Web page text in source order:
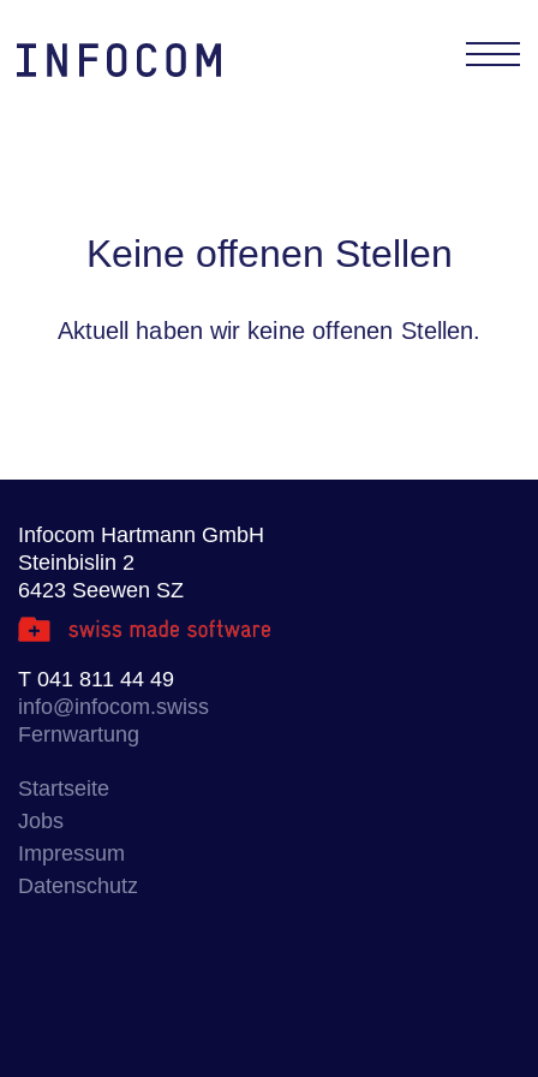
INFOCOM
Keine offenen Stellen
Aktuell haben wir keine offenen Stellen.
Infocom Hartmann GmbH
Steinbislin 2
6423 Seewen SZ
T 041 811 44 49
info@infocom.swiss
Fernwartung
Startseite
Jobs
Impressum
Datenschutz